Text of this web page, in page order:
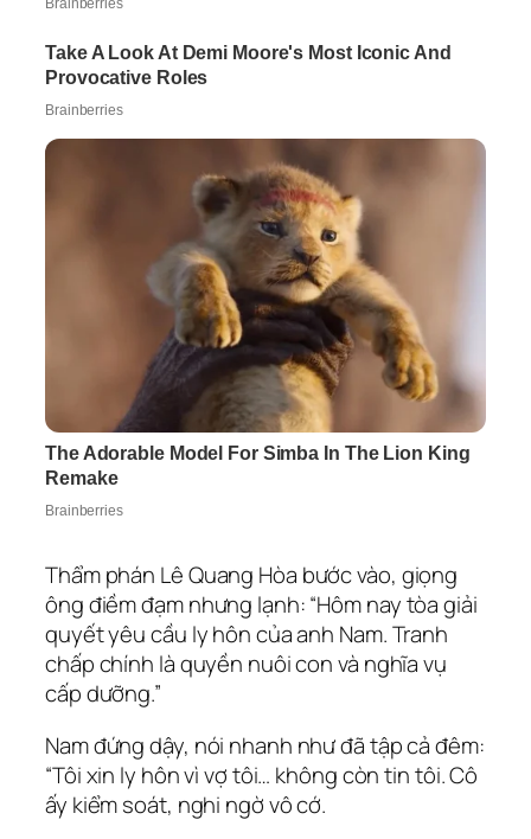
Thẩm phán Lê Quang Hòa bước vào, giọng
ông điềm đạm nhưng lạnh: “Hôm nay tòa giải
quyết yêu cầu ly hôn của anh Nam. Tranh
chấp chính là quyền nuôi con và nghĩa vụ
cấp dưỡng.”
Nam đứng dậy, nói nhanh như đã tập cả đêm:
“Tôi xin ly hôn vì vợ tôi… không còn tin tôi. Cô
ấy kiểm soát, nghi ngờ vô cớ.